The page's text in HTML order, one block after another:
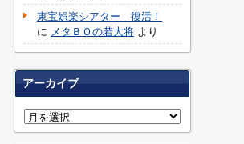
東宝娯楽シアター 復活！
に メタＢＯの若大将 より
アーカイブ